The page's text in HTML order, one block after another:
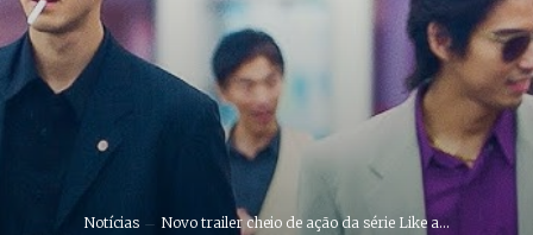
Notícias Novo trailer cheio de ação da série Like a...